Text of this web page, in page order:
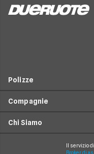
Polizze
Furto incendio
Assistenza stradale
Compagnie
Prima Assicurazioni
Chi Siamo
Il servizio
Broker di